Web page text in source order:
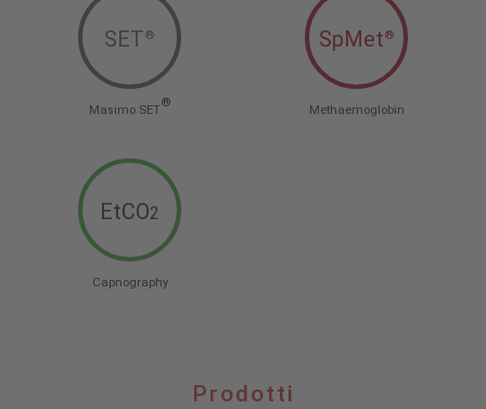
SET®
Masimo SET
®
SpMet®
Methaemoglobin
EtCO2
Capnography
Prodotti